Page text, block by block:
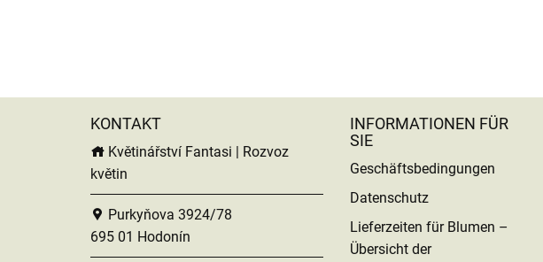
KONTAKT
Květinářství Fantasi | Rozvoz
květin
Purkyňova 3924/78
695 01 Hodonín
INFORMATIONEN FÜR
SIE
Geschäftsbedingungen
Datenschutz
Lieferzeiten für Blumen –
Übersicht der